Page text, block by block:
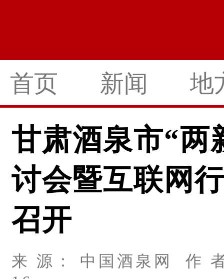
首页 新闻 地
甘肃酒泉市“两
讨会暨互联网
召开
来 源： 中国酒泉网 作